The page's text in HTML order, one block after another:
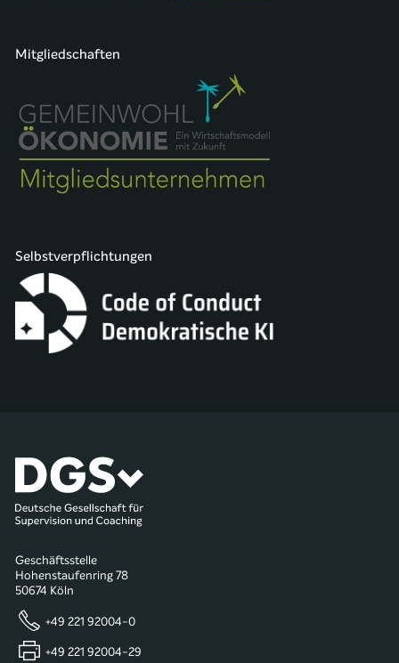
Mitgliedschaften
Selbstverpflichtungen
Geschäftsstelle
Hohenstaufenring 78
50674 Köln
+49 221 92004-0
+49 221 92004-29